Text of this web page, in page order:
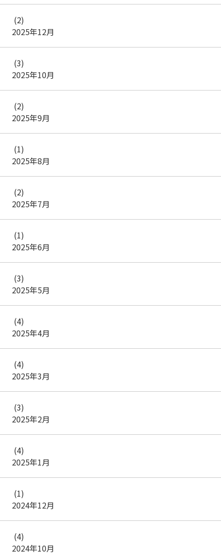
2025年12月
(2)
2025年10月
(3)
2025年9月
(2)
2025年8月
(1)
2025年7月
(2)
2025年6月
(1)
2025年5月
(3)
2025年4月
(4)
2025年3月
(4)
2025年2月
(3)
2025年1月
(4)
2024年12月
(1)
2024年10月
(4)